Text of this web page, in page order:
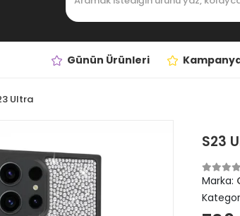
Günün Ürünleri
Ultra
S23
Marka: